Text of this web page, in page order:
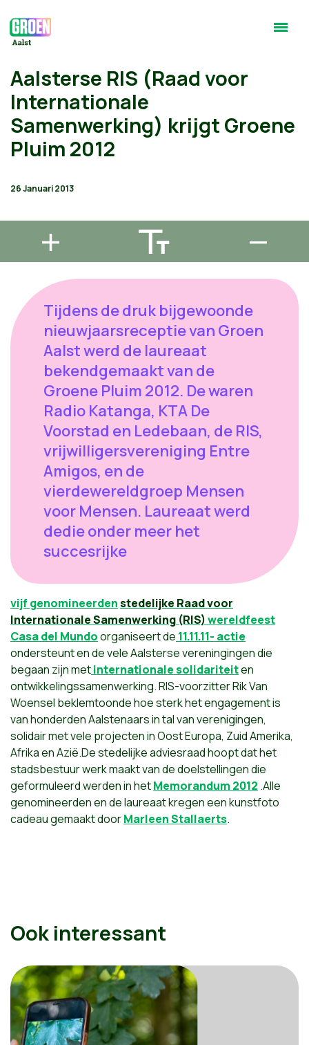
Aalsterse RIS (Raad voor
Internationale
Samenwerking) krijgt Groene
Pluim 2012
26 Januari 2013
Tijdens de druk bijgewoonde
nieuwjaarsreceptie van Groen
Aalst werd de laureaat
bekendgemaakt van de
Groene Pluim 2012. De waren
Radio Katanga, KTA De
Voorstad en Ledebaan, de RIS,
vrijwilligersvereniging Entre
Amigos, en de
vierdewereldgroep Mensen
voor Mensen. Laureaat werd
dedie onder meer het
succesrijke
vijf genomineerdenstedelijke Raad voor
Internationale Samenwerking (RIS)wereldfeest
Casa del Mundoorganiseert de 11.11.11- actie
ondersteunt en de vele Aalsterse vereningingen die
begaan zijn metinternationale solidariteiten
ontwikkelingssamenwerking. RIS-voorzitter Rik Van
Woensel beklemtoonde hoe sterk het engagement is
van honderden Aalstenaars in tal van verenigingen,
solidair met vele projecten in Oost Europa, Zuid Amerika,
Afrika en Azië.De stedelijke adviesraad hoopt dat het
stadsbestuur werk maakt van de doelstellingen die
geformuleerd werden in hetMemorandum 2012 .Alle
genomineerden en de laureaat kregen een kunstfoto
cadeau gemaakt doorMarleen Stallaerts.
Ook interessant